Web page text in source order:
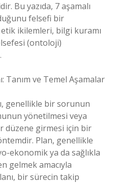
Bu yazıda, 7 aşamalı
felsefi bir
ikilemleri, bilgi kuramı
(ontoloji)
Tanım ve Temel Aşamalar
genellikle bir sorunun
yönetilmesi veya
düzene girmesi için bir
Plan, genellikle
ekonomik ya da sağlıkla
gelmek amacıyla
bir sürecin takip